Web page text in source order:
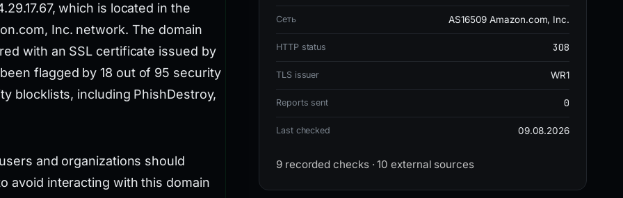
which is located in the
Inc. network. The domain
with an SSL certificate issued by
flagged by 18 out of 95 security
blocklists, including PhishDestroy,
and organizations should
avoid interacting with this domain
Сеть AS16509 Amazon.com, Inc.
HTTP status 308
TLS issuer WR1
Reports sent 0
Last checked 09.08.2026
9 recorded checks · 10 external sources